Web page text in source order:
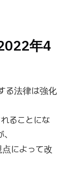
年4
る法律は強化
ることにな
によって改